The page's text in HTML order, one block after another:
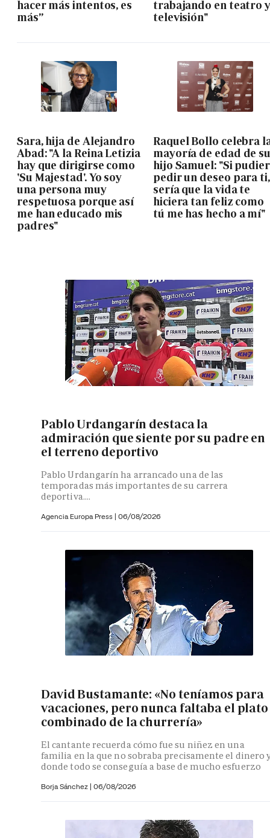
hacer más intentos, es
más”
trabajando en teatro
televisión"
Sara, hija de Alejandro
Abad: "A la Reina Letizia
hay que dirigirse como
'Su Majestad'. Yo soy
una persona muy
respetuosa porque así
me han educado mis
padres"
Raquel Bollo celebra
mayoría de edad de
hijo Samuel: "Si
pedir un deseo para ti,
sería que la vida te
hiciera tan feliz como
tú me has hecho a mí"
Pablo Urdangarín destaca la
admiración que siente por su padre en
el terreno deportivo
Pablo Urdangarín ha arrancado una de las
temporadas más importantes de su carrera
deportiva....
Agencia Europa Press | 06/08/2026
David Bustamante: «No teníamos para
vacaciones, pero nunca faltaba el plato
combinado de la churrería»
El cantante recuerda cómo fue su niñez en una
familia en la que no sobraba precisamente el dinero
donde todo se conseguía a base de mucho esfuerzo
Borja Sánchez | 06/08/2026